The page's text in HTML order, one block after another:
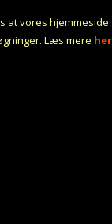
at vores hjemmeside
Læs mere her